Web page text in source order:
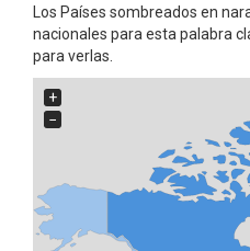
Los Países sombreados en
nacionales para esta palabra
para verlas.
+
−